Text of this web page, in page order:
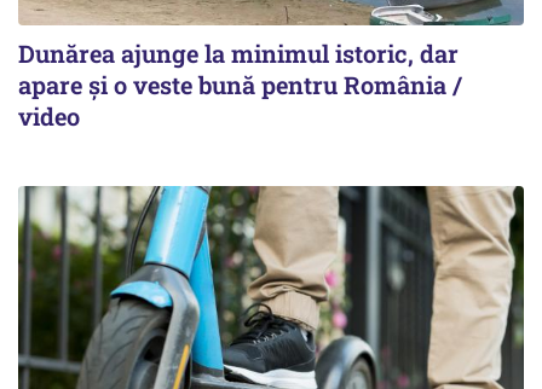
Dunărea ajunge la minimul istoric, dar
apare și o veste bună pentru România /
video